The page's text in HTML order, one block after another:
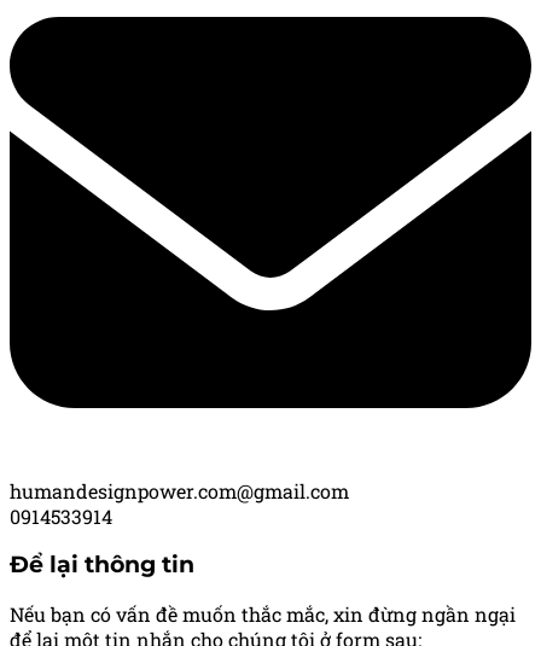
humandesignpower.com@gmail.com
0914533914
Để lại thông tin
Nếu bạn có vấn đề muốn thắc mắc, xin đừng ngần ngại
để lại một tin nhắn cho chúng tôi ở form sau: